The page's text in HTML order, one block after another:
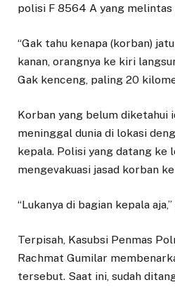
polisi F 8564 A yang melintas
“Gak tahu kenapa (korban)
kanan, orangnya ke kiri
Gak kenceng, paling 20
Korban yang belum diketahui
meninggal dunia di lokasi
kepala. Polisi yang datang ke
mengevakuasi jasad korban
“Lukanya di bagian kepala
Terpisah, Kasubsi Penmas
Rachmat Gumilar
tersebut. Saat ini, sudah